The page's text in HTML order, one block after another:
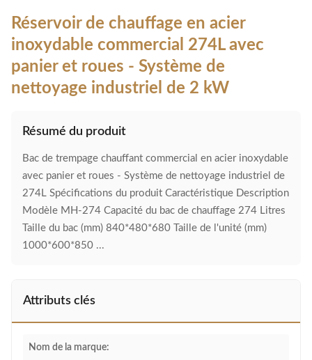
Réservoir de chauffage en acier
inoxydable commercial 274L avec
panier et roues - Système de
nettoyage industriel de 2 kW
Résumé du produit
Bac de trempage chauffant commercial en acier inoxydable
avec panier et roues - Système de nettoyage industriel de
274L Spécifications du produit Caractéristique Description
Modèle MH-274 Capacité du bac de chauffage 274 Litres
Taille du bac (mm) 840*480*680 Taille de l'unité (mm)
1000*600*850 ...
Attributs clés
Nom de la marque: